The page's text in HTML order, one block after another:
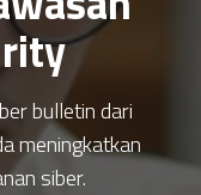
bulletin dari
meningkatkan
siber.